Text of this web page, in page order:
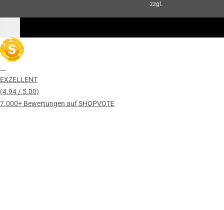
zzgl.
EXZELLENT
(4.94 / 5.00)
7.000+ Bewertungen auf SHOPVOTE